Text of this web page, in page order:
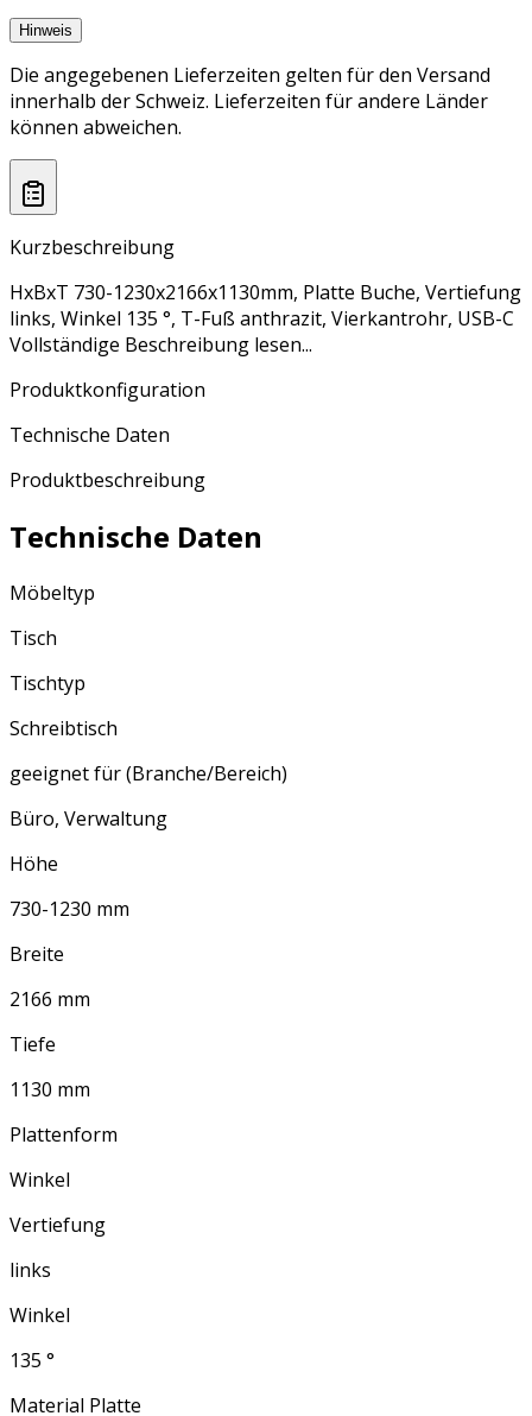
Hinweis
Die angegebenen Lieferzeiten gelten für den Versand
innerhalb der Schweiz. Lieferzeiten für andere Länder
können abweichen.
Kurzbeschreibung
HxBxT 730-1230x2166x1130mm, Platte Buche, Vertiefung
links, Winkel 135 °, T-Fuß anthrazit, Vierkantrohr, USB-C
Vollständige Beschreibung lesen...
Produktkonfiguration
Technische Daten
Produktbeschreibung
Technische Daten
Möbeltyp
Tisch
Tischtyp
Schreibtisch
geeignet für (Branche/Bereich)
Büro, Verwaltung
Höhe
730-1230 mm
Breite
2166 mm
Tiefe
1130 mm
Plattenform
Winkel
Vertiefung
links
Winkel
135 °
Material Platte